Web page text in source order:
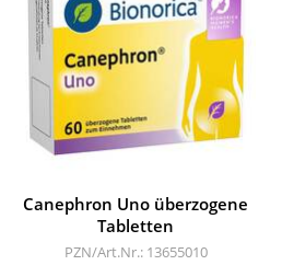
Canephron Uno überzogene
Tabletten
PZN/Art.Nr.: 13655010